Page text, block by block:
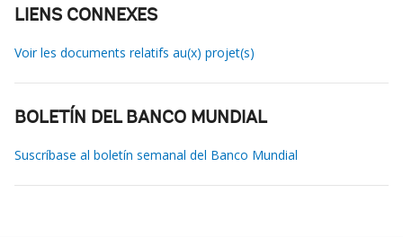
LIENS CONNEXES
Voir les documents relatifs au(x) projet(s)
BOLETÍN DEL BANCO MUNDIAL
Suscríbase al boletín semanal del Banco Mundial